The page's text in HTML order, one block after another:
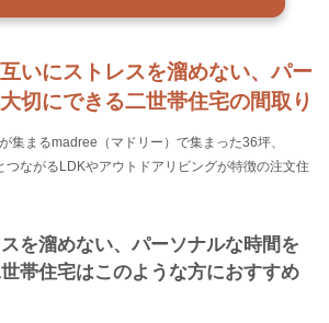
いにストレスを溜めない、パー
切にできる二世帯住宅の間取り
集まるmadree（マドリー）で集まった36坪、
ながるLDKやアウトドアリビングが特徴の注文住
を溜めない、パーソナルな時間を
帯住宅はこのような方におすすめ